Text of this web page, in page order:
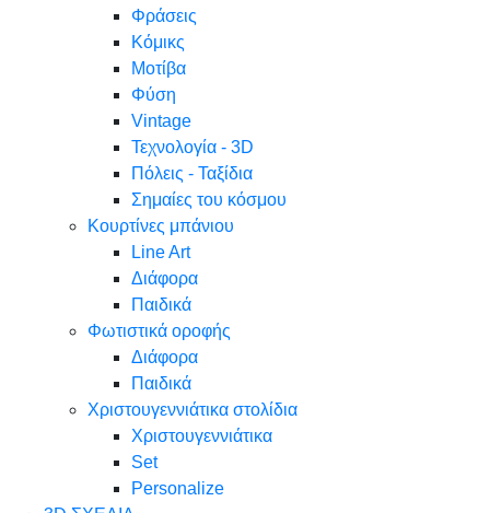
Φράσεις
Κόμικς
Μοτίβα
Φύση
Vintage
Τεχνολογία - 3D
Πόλεις - Ταξίδια
Σημαίες του κόσμου
Κουρτίνες μπάνιου
Line Art
Διάφορα
Παιδικά
Φωτιστικά οροφής
Διάφορα
Παιδικά
Χριστουγεννιάτικα στολίδια
Χριστουγεννιάτικα
Set
Personalize